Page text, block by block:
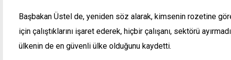
Başbakan Üstel de, yeniden söz alarak, kimsenin rozetine
için çalıştıklarını işaret ederek, hiçbir çalışanı, sektörü
ülkenin de en güvenli ülke olduğunu kaydetti.